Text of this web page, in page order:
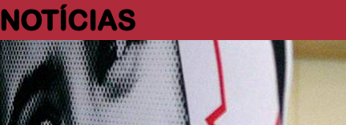
NOTÍCIAS